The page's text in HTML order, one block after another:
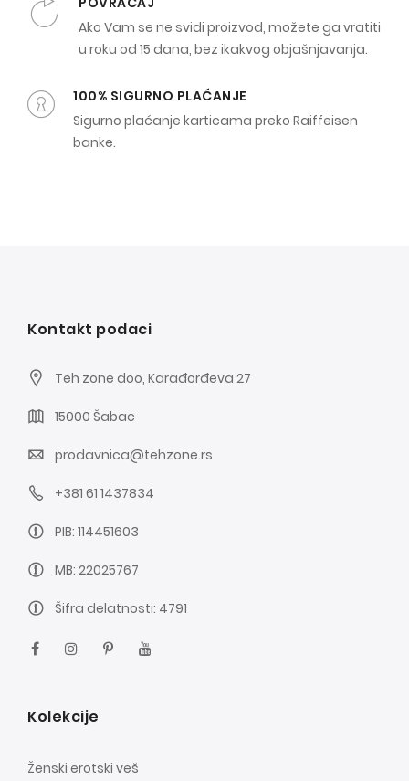
Ako Vam se ne svidi proizvod, možete ga vratiti
u roku od 15 dana, bez ikakvog objašnjavanja.
100% SIGURNO PLAĆANJE
Sigurno plaćanje karticama preko Raiffeisen
banke.
Kontakt podaci
Teh zone doo, Karađorđeva 27
15000 Šabac
prodavnica@tehzone.rs
+381 61 1437834
PIB: 114451603
MB: 22025767
Šifra delatnosti: 4791
Kolekcije
Ženski erotski veš